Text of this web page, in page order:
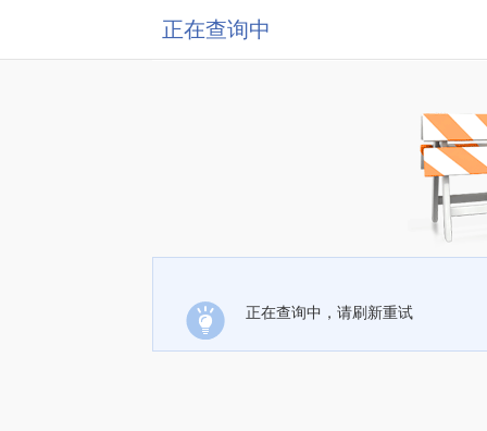
正在查询中
正在查询中，请刷新重试